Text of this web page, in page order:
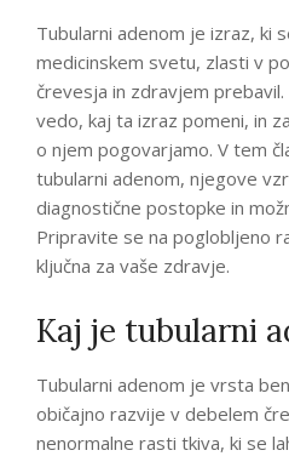
Tubularni adenom je izraz, ki
medicinskem svetu, zlasti v
črevesja in zdravjem
vedo, kaj ta izraz pomeni, in
o njem pogovarjamo. V tem
tubularni adenom, njegove
diagnostične postopke in
Pripravite se na poglobljeno
ključna za vaše zdravje.
Kaj je tubularni
Tubularni adenom je vrsta
običajno razvije v debelem
nenormalne rasti tkiva, ki se